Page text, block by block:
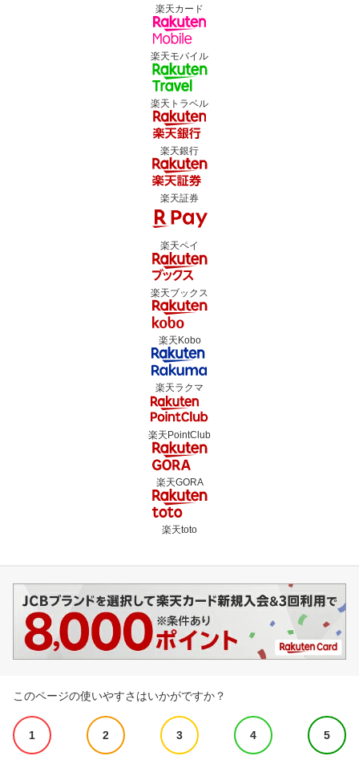
楽天カード
楽天モバイル
楽天トラベル
楽天銀行
楽天証券
楽天ペイ
楽天ブックス
楽天Kobo
楽天ラクマ
楽天PointClub
楽天GORA
楽天toto
このページの使いやすさはいかがですか？
1 2 3 4 5